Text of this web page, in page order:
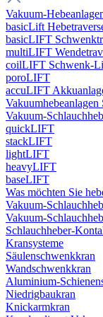
Vakuum-
basicLift
basicLIFT
multiLIFT
coilLIFT Schwenk-
poroLIFT
accuLIFT
Vakuumhebeanlagen
Vakuum-
quickLIFT
stackLIFT
lightLIFT
heavyLIFT
baseLIFT
Was möchten Sie
Vakuum-
Vakuum-
Schlauchheber-
Kransysteme
Säulenschwenkkran
Wandschwenkkran
Aluminium-
Niedrigbaukran
Knickarmkran